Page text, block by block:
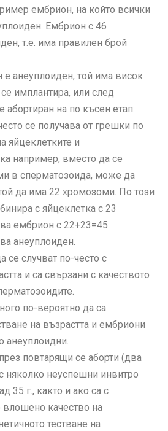
ембрион, на който всички
Ембрион с 46
т.е. има правилен брой
анеуплоиден, той има висок
имплантира, или след
абортиран на по късен етап.
се получава от грешки по
яйцеклетките и
например, вместо да се
в сперматозоида, може да
да има 22 хромозоми. По този
с яйцеклетка с 23
ембрион с 22+23=45
анеуплоиден.
се случват по-често с
и са свързани с качеството
по-вероятно да са
на възрастта и ембриони
анеуплоидни.
повтарящи се аборти (два
няколко неуспешни инвитро
35 г., както и ако са с
влошено качество на
тестване на